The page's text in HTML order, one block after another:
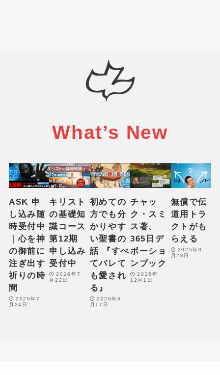
What’s New
ASK 申
し込み随
時受付中
｜心を神
の御前に
注ぎ出す
祈りの時
間
2026年7
月24日
キリスト
の基礎知
識コース
第12期
申し込み
受付中
2026年7
月22日
初めての
方でも分
かりやす
い聖書の
話 『すべ
てバレて
も愛され
る』
2026年6
月17日
チャッ
ク・スミ
ス著、
365日デ
ボーショ
ンブック
2025年
12月1日
無償で伝
道用トラ
クトがも
らえる
2025年3
月28日